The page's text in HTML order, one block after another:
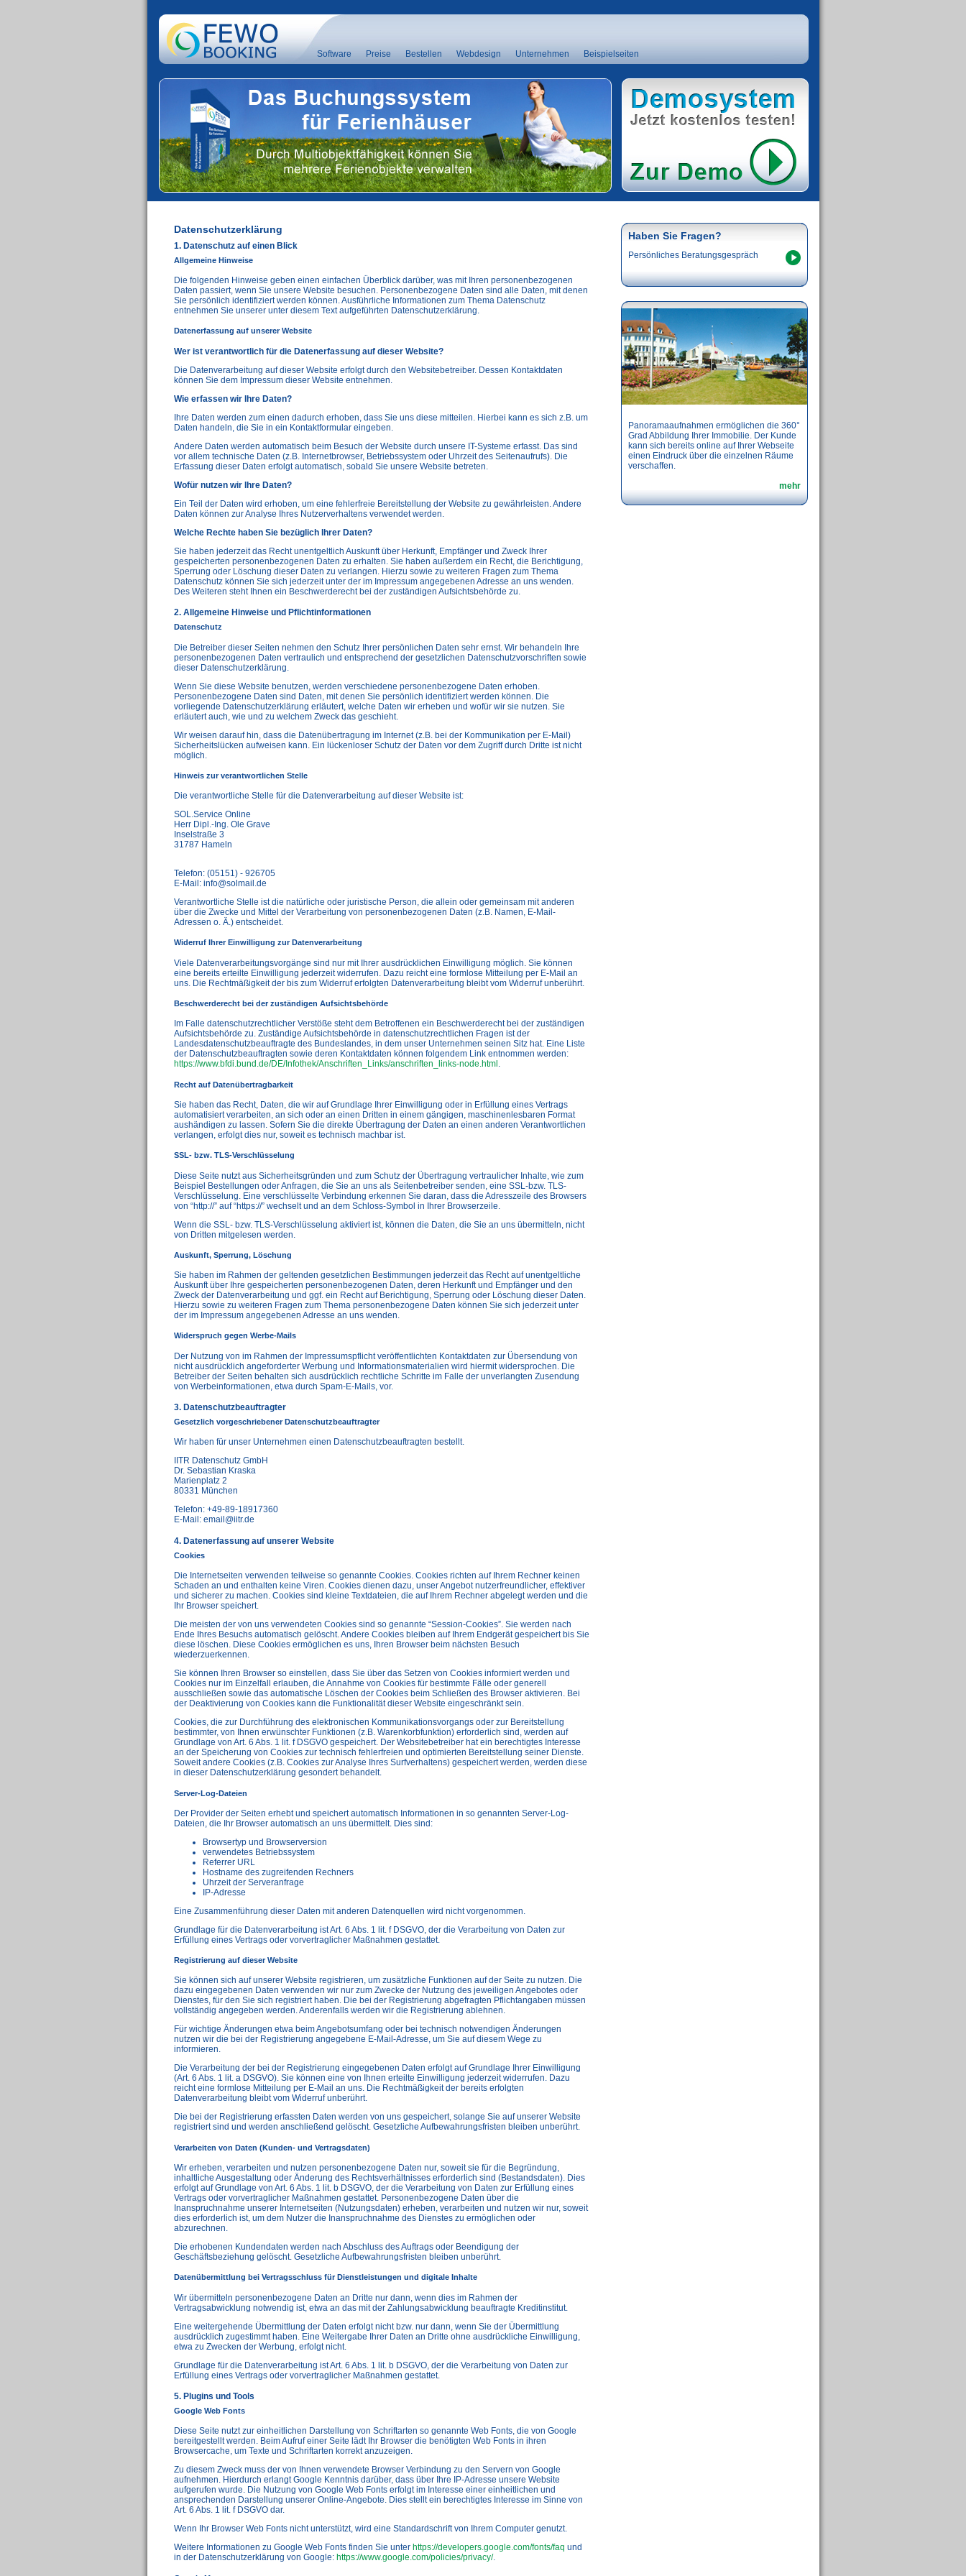
Software Preise Bestellen Webdesign Unternehmen Beispielseiten
Datenschutzerklärung
1. Datenschutz auf einen Blick
Allgemeine Hinweise
Die folgenden Hinweise geben einen einfachen Überblick darüber, was mit Ihren personenbezogenen
Daten passiert, wenn Sie unsere Website besuchen. Personenbezogene Daten sind alle Daten, mit denen
Sie persönlich identifiziert werden können. Ausführliche Informationen zum Thema Datenschutz
entnehmen Sie unserer unter diesem Text aufgeführten Datenschutzerklärung.
Datenerfassung auf unserer Website
Wer ist verantwortlich für die Datenerfassung auf dieser Website?
Die Datenverarbeitung auf dieser Website erfolgt durch den Websitebetreiber. Dessen Kontaktdaten
können Sie dem Impressum dieser Website entnehmen.
Wie erfassen wir Ihre Daten?
Ihre Daten werden zum einen dadurch erhoben, dass Sie uns diese mitteilen. Hierbei kann es sich z.B. um
Daten handeln, die Sie in ein Kontaktformular eingeben.
Andere Daten werden automatisch beim Besuch der Website durch unsere IT-Systeme erfasst. Das sind
vor allem technische Daten (z.B. Internetbrowser, Betriebssystem oder Uhrzeit des Seitenaufrufs). Die
Erfassung dieser Daten erfolgt automatisch, sobald Sie unsere Website betreten.
Wofür nutzen wir Ihre Daten?
Ein Teil der Daten wird erhoben, um eine fehlerfreie Bereitstellung der Website zu gewährleisten. Andere
Daten können zur Analyse Ihres Nutzerverhaltens verwendet werden.
Welche Rechte haben Sie bezüglich Ihrer Daten?
Sie haben jederzeit das Recht unentgeltlich Auskunft über Herkunft, Empfänger und Zweck Ihrer
gespeicherten personenbezogenen Daten zu erhalten. Sie haben außerdem ein Recht, die Berichtigung,
Sperrung oder Löschung dieser Daten zu verlangen. Hierzu sowie zu weiteren Fragen zum Thema
Datenschutz können Sie sich jederzeit unter der im Impressum angegebenen Adresse an uns wenden.
Des Weiteren steht Ihnen ein Beschwerderecht bei der zuständigen Aufsichtsbehörde zu.
2. Allgemeine Hinweise und Pflichtinformationen
Datenschutz
Die Betreiber dieser Seiten nehmen den Schutz Ihrer persönlichen Daten sehr ernst. Wir behandeln Ihre
personenbezogenen Daten vertraulich und entsprechend der gesetzlichen Datenschutzvorschriften sowie
dieser Datenschutzerklärung.
Wenn Sie diese Website benutzen, werden verschiedene personenbezogene Daten erhoben.
Personenbezogene Daten sind Daten, mit denen Sie persönlich identifiziert werden können. Die
vorliegende Datenschutzerklärung erläutert, welche Daten wir erheben und wofür wir sie nutzen. Sie
erläutert auch, wie und zu welchem Zweck das geschieht.
Wir weisen darauf hin, dass die Datenübertragung im Internet (z.B. bei der Kommunikation per E-Mail)
Sicherheitslücken aufweisen kann. Ein lückenloser Schutz der Daten vor dem Zugriff durch Dritte ist nicht
möglich.
Hinweis zur verantwortlichen Stelle
Die verantwortliche Stelle für die Datenverarbeitung auf dieser Website ist:
SOL.Service Online
Herr Dipl.-Ing. Ole Grave
Inselstraße 3
31787 Hameln
Telefon: (05151) - 926705
E-Mail: info@solmail.de
Verantwortliche Stelle ist die natürliche oder juristische Person, die allein oder gemeinsam mit anderen
über die Zwecke und Mittel der Verarbeitung von personenbezogenen Daten (z.B. Namen, E-Mail-
Adressen o. Ä.) entscheidet.
Widerruf Ihrer Einwilligung zur Datenverarbeitung
Viele Datenverarbeitungsvorgänge sind nur mit Ihrer ausdrücklichen Einwilligung möglich. Sie können
eine bereits erteilte Einwilligung jederzeit widerrufen. Dazu reicht eine formlose Mitteilung per E-Mail an
uns. Die Rechtmäßigkeit der bis zum Widerruf erfolgten Datenverarbeitung bleibt vom Widerruf unberührt.
Beschwerderecht bei der zuständigen Aufsichtsbehörde
Im Falle datenschutzrechtlicher Verstöße steht dem Betroffenen ein Beschwerderecht bei der zuständigen
Aufsichtsbehörde zu. Zuständige Aufsichtsbehörde in datenschutzrechtlichen Fragen ist der
Landesdatenschutzbeauftragte des Bundeslandes, in dem unser Unternehmen seinen Sitz hat. Eine Liste
der Datenschutzbeauftragten sowie deren Kontaktdaten können folgendem Link entnommen werden:
https://www.bfdi.bund.de/DE/Infothek/Anschriften_Links/anschriften_links-node.html .
Recht auf Datenübertragbarkeit
Sie haben das Recht, Daten, die wir auf Grundlage Ihrer Einwilligung oder in Erfüllung eines Vertrags
automatisiert verarbeiten, an sich oder an einen Dritten in einem gängigen, maschinenlesbaren Format
aushändigen zu lassen. Sofern Sie die direkte Übertragung der Daten an einen anderen Verantwortlichen
verlangen, erfolgt dies nur, soweit es technisch machbar ist.
SSL- bzw. TLS-Verschlüsselung
Diese Seite nutzt aus Sicherheitsgründen und zum Schutz der Übertragung vertraulicher Inhalte, wie zum
Beispiel Bestellungen oder Anfragen, die Sie an uns als Seitenbetreiber senden, eine SSL-bzw. TLS-
Verschlüsselung. Eine verschlüsselte Verbindung erkennen Sie daran, dass die Adresszeile des Browsers
von “http://” auf “https://” wechselt und an dem Schloss-Symbol in Ihrer Browserzeile.
Wenn die SSL- bzw. TLS-Verschlüsselung aktiviert ist, können die Daten, die Sie an uns übermitteln, nicht
von Dritten mitgelesen werden.
Auskunft, Sperrung, Löschung
Sie haben im Rahmen der geltenden gesetzlichen Bestimmungen jederzeit das Recht auf unentgeltliche
Auskunft über Ihre gespeicherten personenbezogenen Daten, deren Herkunft und Empfänger und den
Zweck der Datenverarbeitung und ggf. ein Recht auf Berichtigung, Sperrung oder Löschung dieser Daten.
Hierzu sowie zu weiteren Fragen zum Thema personenbezogene Daten können Sie sich jederzeit unter
der im Impressum angegebenen Adresse an uns wenden.
Widerspruch gegen Werbe-Mails
Der Nutzung von im Rahmen der Impressumspflicht veröffentlichten Kontaktdaten zur Übersendung von
nicht ausdrücklich angeforderter Werbung und Informationsmaterialien wird hiermit widersprochen. Die
Betreiber der Seiten behalten sich ausdrücklich rechtliche Schritte im Falle der unverlangten Zusendung
von Werbeinformationen, etwa durch Spam-E-Mails, vor.
3. Datenschutzbeauftragter
Gesetzlich vorgeschriebener Datenschutzbeauftragter
Wir haben für unser Unternehmen einen Datenschutzbeauftragten bestellt.
IITR Datenschutz GmbH
Dr. Sebastian Kraska
Marienplatz 2
80331 München
Telefon: +49-89-18917360
E-Mail: email@iitr.de
4. Datenerfassung auf unserer Website
Cookies
Die Internetseiten verwenden teilweise so genannte Cookies. Cookies richten auf Ihrem Rechner keinen
Schaden an und enthalten keine Viren. Cookies dienen dazu, unser Angebot nutzerfreundlicher, effektiver
und sicherer zu machen. Cookies sind kleine Textdateien, die auf Ihrem Rechner abgelegt werden und die
Ihr Browser speichert.
Die meisten der von uns verwendeten Cookies sind so genannte “Session-Cookies”. Sie werden nach
Ende Ihres Besuchs automatisch gelöscht. Andere Cookies bleiben auf Ihrem Endgerät gespeichert bis Sie
diese löschen. Diese Cookies ermöglichen es uns, Ihren Browser beim nächsten Besuch
wiederzuerkennen.
Sie können Ihren Browser so einstellen, dass Sie über das Setzen von Cookies informiert werden und
Cookies nur im Einzelfall erlauben, die Annahme von Cookies für bestimmte Fälle oder generell
ausschließen sowie das automatische Löschen der Cookies beim Schließen des Browser aktivieren. Bei
der Deaktivierung von Cookies kann die Funktionalität dieser Website eingeschränkt sein.
Cookies, die zur Durchführung des elektronischen Kommunikationsvorgangs oder zur Bereitstellung
bestimmter, von Ihnen erwünschter Funktionen (z.B. Warenkorbfunktion) erforderlich sind, werden auf
Grundlage von Art. 6 Abs. 1 lit. f DSGVO gespeichert. Der Websitebetreiber hat ein berechtigtes Interesse
an der Speicherung von Cookies zur technisch fehlerfreien und optimierten Bereitstellung seiner Dienste.
Soweit andere Cookies (z.B. Cookies zur Analyse Ihres Surfverhaltens) gespeichert werden, werden diese
in dieser Datenschutzerklärung gesondert behandelt.
Server-Log-Dateien
Der Provider der Seiten erhebt und speichert automatisch Informationen in so genannten Server-Log-
Dateien, die Ihr Browser automatisch an uns übermittelt. Dies sind:
Browsertyp und Browserversion
verwendetes Betriebssystem
Referrer URL
Hostname des zugreifenden Rechners
Uhrzeit der Serveranfrage
IP-Adresse
Eine Zusammenführung dieser Daten mit anderen Datenquellen wird nicht vorgenommen.
Grundlage für die Datenverarbeitung ist Art. 6 Abs. 1 lit. f DSGVO, der die Verarbeitung von Daten zur
Erfüllung eines Vertrags oder vorvertraglicher Maßnahmen gestattet.
Registrierung auf dieser Website
Sie können sich auf unserer Website registrieren, um zusätzliche Funktionen auf der Seite zu nutzen. Die
dazu eingegebenen Daten verwenden wir nur zum Zwecke der Nutzung des jeweiligen Angebotes oder
Dienstes, für den Sie sich registriert haben. Die bei der Registrierung abgefragten Pflichtangaben müssen
vollständig angegeben werden. Anderenfalls werden wir die Registrierung ablehnen.
Für wichtige Änderungen etwa beim Angebotsumfang oder bei technisch notwendigen Änderungen
nutzen wir die bei der Registrierung angegebene E-Mail-Adresse, um Sie auf diesem Wege zu
informieren.
Die Verarbeitung der bei der Registrierung eingegebenen Daten erfolgt auf Grundlage Ihrer Einwilligung
(Art. 6 Abs. 1 lit. a DSGVO). Sie können eine von Ihnen erteilte Einwilligung jederzeit widerrufen. Dazu
reicht eine formlose Mitteilung per E-Mail an uns. Die Rechtmäßigkeit der bereits erfolgten
Datenverarbeitung bleibt vom Widerruf unberührt.
Die bei der Registrierung erfassten Daten werden von uns gespeichert, solange Sie auf unserer Website
registriert sind und werden anschließend gelöscht. Gesetzliche Aufbewahrungsfristen bleiben unberührt.
Verarbeiten von Daten (Kunden- und Vertragsdaten)
Wir erheben, verarbeiten und nutzen personenbezogene Daten nur, soweit sie für die Begründung,
inhaltliche Ausgestaltung oder Änderung des Rechtsverhältnisses erforderlich sind (Bestandsdaten). Dies
erfolgt auf Grundlage von Art. 6 Abs. 1 lit. b DSGVO, der die Verarbeitung von Daten zur Erfüllung eines
Vertrags oder vorvertraglicher Maßnahmen gestattet. Personenbezogene Daten über die
Inanspruchnahme unserer Internetseiten (Nutzungsdaten) erheben, verarbeiten und nutzen wir nur, soweit
dies erforderlich ist, um dem Nutzer die Inanspruchnahme des Dienstes zu ermöglichen oder
abzurechnen.
Die erhobenen Kundendaten werden nach Abschluss des Auftrags oder Beendigung der
Geschäftsbeziehung gelöscht. Gesetzliche Aufbewahrungsfristen bleiben unberührt.
Datenübermittlung bei Vertragsschluss für Dienstleistungen und digitale Inhalte
Wir übermitteln personenbezogene Daten an Dritte nur dann, wenn dies im Rahmen der
Vertragsabwicklung notwendig ist, etwa an das mit der Zahlungsabwicklung beauftragte Kreditinstitut.
Eine weitergehende Übermittlung der Daten erfolgt nicht bzw. nur dann, wenn Sie der Übermittlung
ausdrücklich zugestimmt haben. Eine Weitergabe Ihrer Daten an Dritte ohne ausdrückliche Einwilligung,
etwa zu Zwecken der Werbung, erfolgt nicht.
Grundlage für die Datenverarbeitung ist Art. 6 Abs. 1 lit. b DSGVO, der die Verarbeitung von Daten zur
Erfüllung eines Vertrags oder vorvertraglicher Maßnahmen gestattet.
5. Plugins und Tools
Google Web Fonts
Diese Seite nutzt zur einheitlichen Darstellung von Schriftarten so genannte Web Fonts, die von Google
bereitgestellt werden. Beim Aufruf einer Seite lädt Ihr Browser die benötigten Web Fonts in ihren
Browsercache, um Texte und Schriftarten korrekt anzuzeigen.
Zu diesem Zweck muss der von Ihnen verwendete Browser Verbindung zu den Servern von Google
aufnehmen. Hierdurch erlangt Google Kenntnis darüber, dass über Ihre IP-Adresse unsere Website
aufgerufen wurde. Die Nutzung von Google Web Fonts erfolgt im Interesse einer einheitlichen und
ansprechenden Darstellung unserer Online-Angebote. Dies stellt ein berechtigtes Interesse im Sinne von
Art. 6 Abs. 1 lit. f DSGVO dar.
Wenn Ihr Browser Web Fonts nicht unterstützt, wird eine Standardschrift von Ihrem Computer genutzt.
Weitere Informationen zu Google Web Fonts finden Sie unter https://developers.google.com/fonts/faq und
in der Datenschutzerklärung von Google: https://www.google.com/policies/privacy/.
Haben Sie Fragen?
Persönliches Beratungsgespräch
Panoramaaufnahmen ermöglichen die 360°
Grad Abbildung Ihrer Immobilie. Der Kunde
kann sich bereits online auf Ihrer Webseite
einen Eindruck über die einzelnen Räume
verschaffen.
mehr